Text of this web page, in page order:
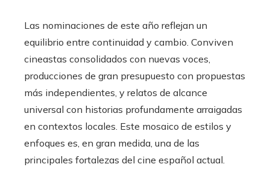
Las nominaciones de este año reflejan un
equilibrio entre continuidad y cambio. Conviven
cineastas consolidados con nuevas voces,
producciones de gran presupuesto con propuestas
más independientes, y relatos de alcance
universal con historias profundamente arraigadas
en contextos locales. Este mosaico de estilos y
enfoques es, en gran medida, una de las
principales fortalezas del cine español actual.